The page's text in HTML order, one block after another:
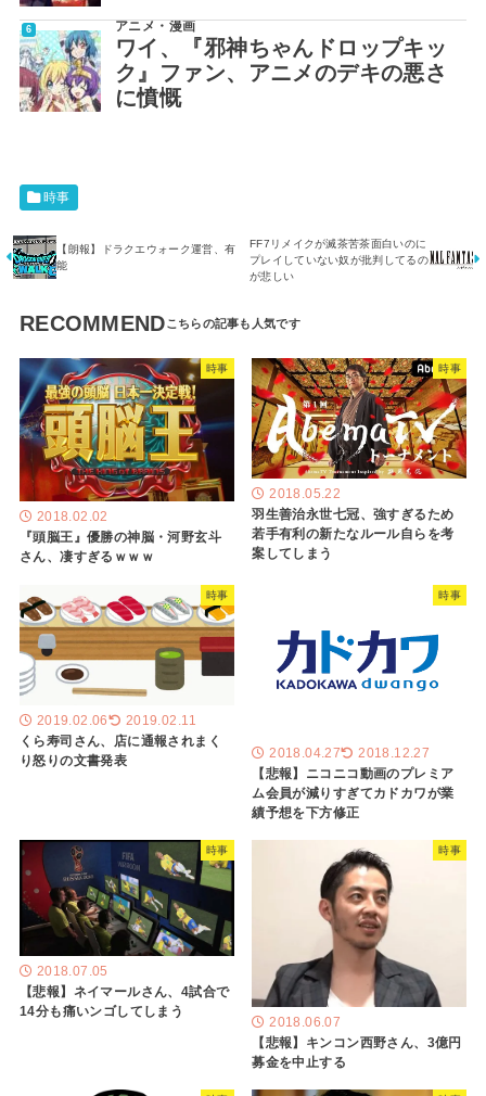
アニメ・漫画
ワイ、『邪神ちゃんドロップキッ
ク』ファン、アニメのデキの悪さ
に憤慨
時事
【朗報】ドラクエウォーク運営、有
能
FF7リメイクが滅茶苦茶面白いのに
プレイしていない奴が批判してるの
が悲しい
RECOMMEND
時事
2018.02.02
『頭脳王』優勝の神脳・河野玄斗
さん、凄すぎるｗｗｗ
時事
2018.05.22
羽生善治永世七冠、強すぎるため
若手有利の新たなルール自らを考
案してしまう
時事
2019.02.06 2019.02.11
くら寿司さん、店に通報されまく
り怒りの文書発表
時事
2018.04.27 2018.12.27
【悲報】ニコニコ動画のプレミア
ム会員が減りすぎてカドカワが業
績予想を下方修正
時事
2018.07.05
【悲報】ネイマールさん、4試合で
14分も痛いンゴしてしまう
時事
2018.06.07
【悲報】キンコン西野さん、3億円
募金を中止する